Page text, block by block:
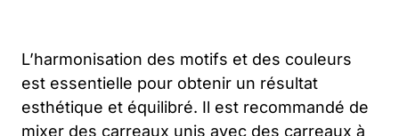
L’harmonisation des motifs et des couleurs
est essentielle pour obtenir un résultat
esthétique et équilibré. Il est recommandé de
mixer des carreaux unis avec des carreaux à